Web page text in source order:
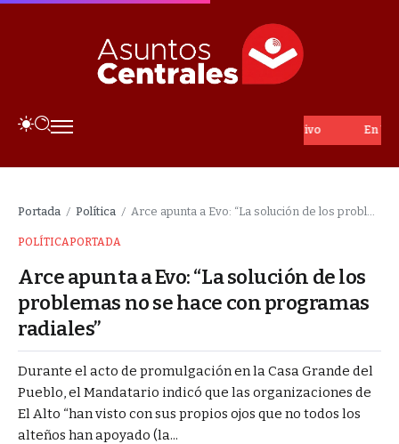
Portada / Política / Arce apunta a Evo: “La solución de los problemas no se hace con programas radiales”
POLÍTICAPORTADA
Arce apunta a Evo: “La solución de los
problemas no se hace con programas
radiales”
Durante el acto de promulgación en la Casa Grande del
Pueblo, el Mandatario indicó que las organizaciones de
El Alto “han visto con sus propios ojos que no todos los
alteños han apoyado (la...